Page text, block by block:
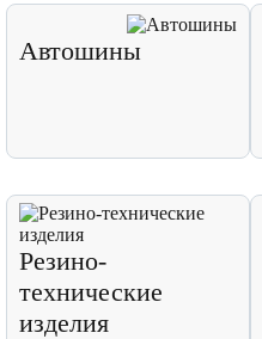
Автошины
Резино-
технические
изделия